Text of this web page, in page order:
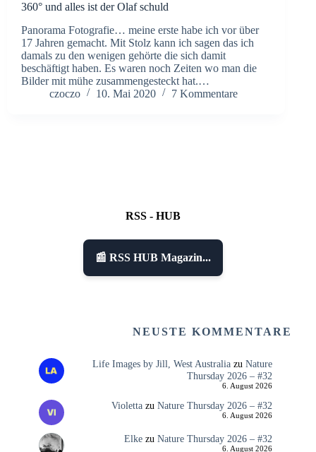
360° und alles ist der Olaf schuld
Panorama Fotografie… meine erste habe ich vor über
17 Jahren gemacht. Mit Stolz kann ich sagen das ich
damals zu den wenigen gehörte die sich damit
beschäftigt haben. Es waren noch Zeiten wo man die
Bilder mit mühe zusammengesteckt hat.…
czoczo
10. Mai 2020 7 Kommentare
RSS - HUB
📰 RSS HUB Magazin...
NEUSTE KOMMENTARE
Life Images by Jill, West Australiazu Nature
Thursday 2026 – #32
6. August 2026
Violettazu Nature Thursday 2026 – #32
6. August 2026
Elkezu Nature Thursday 2026 – #32
6. August 2026